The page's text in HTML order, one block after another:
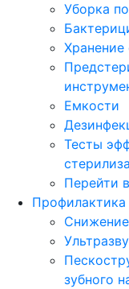
Уборка
Хранение
Емкости
Тесты
Перейти
Профилактика
зубного